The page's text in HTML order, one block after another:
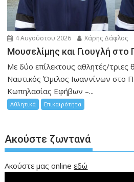
4 Αυγούστου 2026 Χάρης Δάφλος
Μουσελίμης και Γιουγλή
Mε δύο επίλεκτους αθλητές/τριες
Ναυτικός Όμιλος Ιωαννίνων στο
Κωπηλασίας Εφήβων –...
Αθλητικά Επικαιρότητα
Ακούστε ζωντανά
Ακούστε μας onlineεδώ